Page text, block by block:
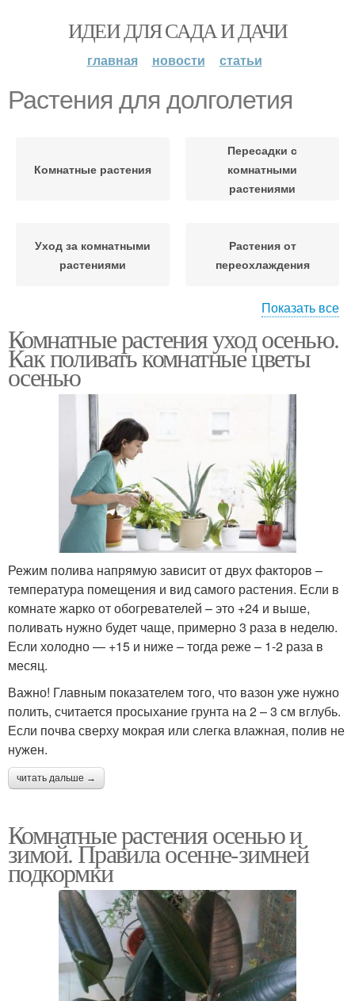
ИДЕИ ДЛЯ САДА И ДАЧИ
главная новости статьи
Растения для долголетия
Комнатные растения
Пересадки с
комнатными
растениями
Уход за комнатными
растениями
Растения от
переохлаждения
Растения в горшках Модные растения
Показать все
Комнатные растения уход осенью.
Как поливать комнатные цветы
осенью
Режим полива напрямую зависит от двух факторов –
температура помещения и вид самого растения. Если в
комнате жарко от обогревателей – это +24 и выше,
поливать нужно будет чаще, примерно 3 раза в неделю.
Если холодно — +15 и ниже – тогда реже – 1-2 раза в
месяц.
Важно! Главным показателем того, что вазон уже нужно
полить, считается просыхание грунта на 2 – 3 см вглубь.
Если почва сверху мокрая или слегка влажная, полив не
нужен.
читать дальше →
Комнатные растения осенью и
зимой. Правила осенне-зимней
подкормки